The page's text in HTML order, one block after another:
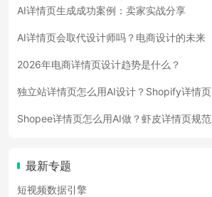
AI详情页生成成功案例：卖家实战分享
AI详情页会取代设计师吗？电商设计的未来
2026年电商详情页设计趋势是什么？
独立站详情页怎么用AI设计？Shopify详情页
Shopee详情页怎么用AI做？虾皮详情页规范
最新专题
短视频数据引擎